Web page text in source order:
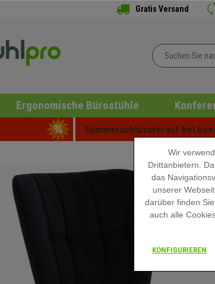
Gratis Versand
Ergonomische Bürostühle
Sommerschlussverauf bei
Wir
Drittanbietern.
das
unserer
darüber finden
auch alle
KONFIGURIEREN